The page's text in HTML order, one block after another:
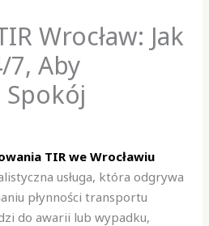
Wrocław: Jak
7, Aby
Spokój
TIR we Wrocławiu
usługa, która odgrywa
płynności transportu
do awarii lub wypadku,